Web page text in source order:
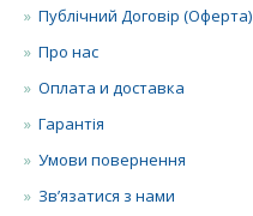
Публічний Договір (Оферта)
Про нас
Оплата и доставка
Гарантія
Умови повернення
Зв’язатися з нами